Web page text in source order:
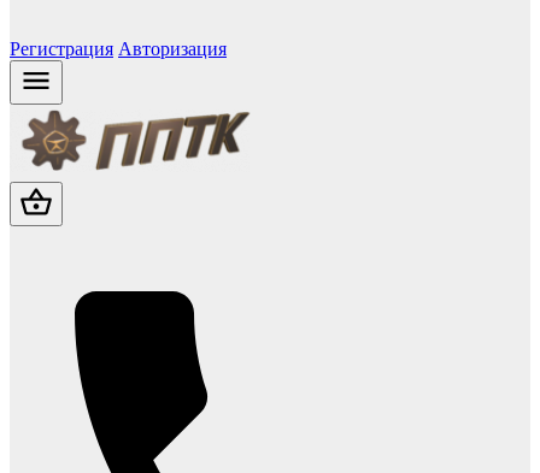
Регистрация Авторизация